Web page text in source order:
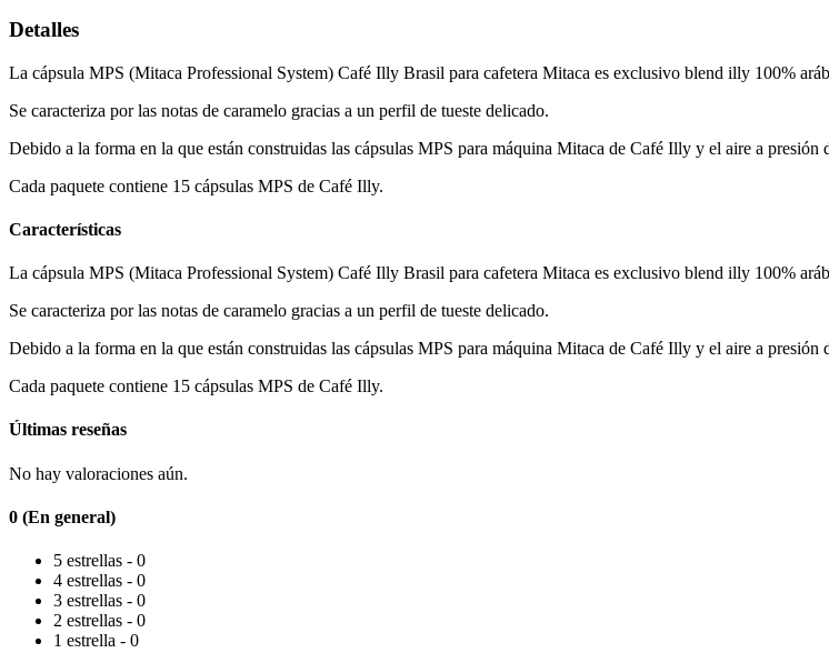
Detalles
La cápsula MPS (Mitaca Professional System) Café Illy Brasil para cafetera Mitaca es exclusivo blend illy 100%
Se caracteriza por las notas de caramelo gracias a un perfil de tueste delicado.
Debido a la forma en la que están construidas las cápsulas MPS para máquina Mitaca de Café Illy y el aire a
Cada paquete contiene 15 cápsulas MPS de Café Illy.
Características
La cápsula MPS (Mitaca Professional System) Café Illy Brasil para cafetera Mitaca es exclusivo blend illy 100%
Se caracteriza por las notas de caramelo gracias a un perfil de tueste delicado.
Debido a la forma en la que están construidas las cápsulas MPS para máquina Mitaca de Café Illy y el aire a
Cada paquete contiene 15 cápsulas MPS de Café Illy.
Últimas reseñas
No hay valoraciones aún.
0 (En general)
5 estrellas - 0
4 estrellas - 0
3 estrellas - 0
2 estrellas - 0
1 estrella - 0